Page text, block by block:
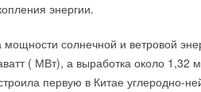
энергии.
солнечной и ветровой
( МВт), а выработка около 1,32
первую в Китае углеродно-
планирует довести долю ВИЭ в